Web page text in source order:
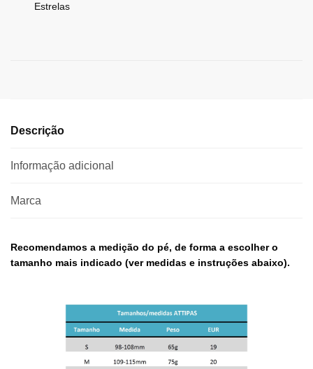
Estrelas
Descrição
Informação adicional
Marca
Recomendamos a medição do pé, de forma a escolher o
tamanho mais indicado (ver medidas e instruções abaixo).